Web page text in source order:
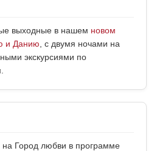
выходные в нашем новом
и Данию , с двумя ночами на
экскурсиями по
на Город любви в программе